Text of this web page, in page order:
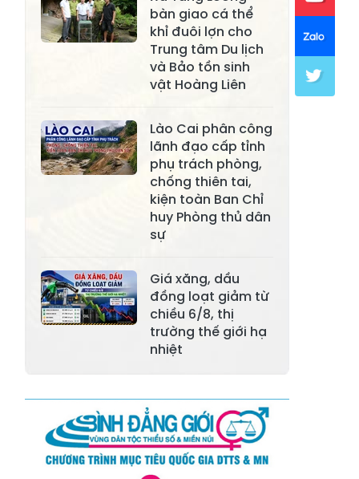
Xã Khánh Hòa
Xã Phúc Lợi
Xã Mường Lai
Xã Cảm Nhân
Xã Thác Bà
Xã Trấn Yên
Xã Hưng
Khánh
Xã Việt Hồng
Xã Xuân
Quang
Xã Bảo Thắng
Xã Tằng Loỏng
Xã Gia Phú
Hum
Xã Y Tý
Xã A Mú Sung
Xã Trịnh Tường
Xã Nậm Chày
bàn giao cá thể
khỉ đuôi lợn cho
Trung tâm Du lịch
và Bảo tồn sinh
vật Hoàng Liên
Lào Cai phân công
lãnh đạo cấp tỉnh
phụ trách phòng,
chống thiên tai,
kiện toàn Ban Chỉ
huy Phòng thủ dân
sự
Giá xăng, dầu
đồng loạt giảm từ
chiều 6/8, thị
trường thế giới hạ
nhiệt